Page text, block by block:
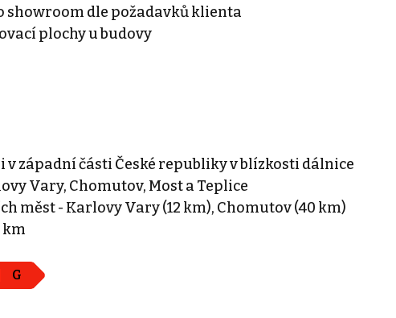
showroom dle požadavků klienta
plochy u budovy
v západní části České republiky v blízkosti dálnice
Vary, Chomutov, Most a Teplice
měst - Karlovy Vary (12 km), Chomutov (40 km)
km
G